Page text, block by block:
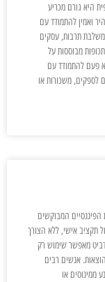
היא גורם מכריע
ואמין להתמודד עם
תרבות, עסקים
מבוססות על
פעם להתמודד עם
לספקים, משכורות או
המבוקשים
תקציב אישי, ללא הצורך
מאפשר שימוש רק
אנשים רבים
ממינוסים או